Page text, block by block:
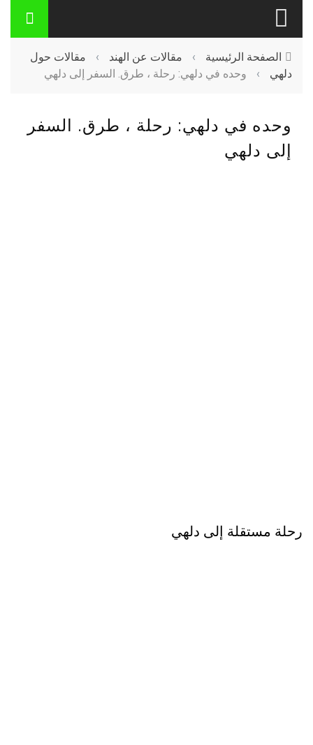
الصفحة الرئيسية › مقالات عن الهند ›
مقالات حول
دلهي
› وحده في دلهي: رحلة ، طرق. السفر إلى دلهي
وحده في دلهي: رحلة ، طرق. السفر
إلى دلهي
رحلة مستقلة إلى دلهي